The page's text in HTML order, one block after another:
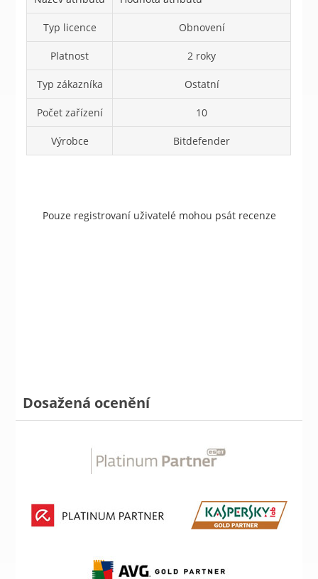
Typ licence Obnovení
Platnost 2 roky
Typ zákazníka Ostatní
Počet zařízení 10
Výrobce Bitdefender
Pouze registrovaní uživatelé mohou psát recenze
Dosažená ocenění